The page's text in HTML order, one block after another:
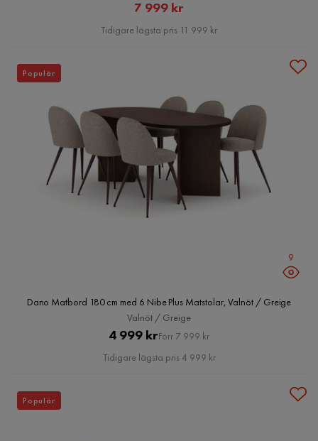
Rabatterat
Pris
7 999 kr
Tidigare lägsta pris 11 999 kr
9
Dano Matbord 180 cm med 6 Nibe Plus Matstolar, Valnöt / Greige
Valnöt / Greige
Pris
4 999 krOriginal
Pris
Förr 7 999 kr
Tidigare lägsta pris 4 999 kr
Populär
Populär